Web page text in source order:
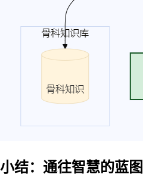
小结：通往智慧的蓝图